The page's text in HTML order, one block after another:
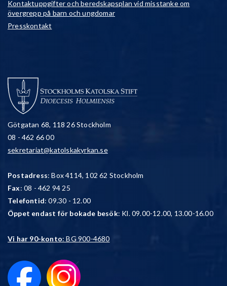
Kontaktuppgifter och beredskapsplan vid misstanke om
övergrepp på barn och ungdomar
Presskontakt
Götgatan 68, 118 26 Stockholm
08 - 462 66 00
sekretariat@katolskakyrkan.se
Postadress: Box 4114, 102 62 Stockholm
Fax: 08 - 462 94 25
Telefontid: 09.30 - 12.00
Öppet endast för bokade besök: Kl. 09.00-12.00, 13.00-16.00
Vi har 90-konto: BG 900-4680